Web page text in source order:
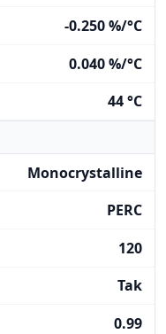
-0.250 %/°C
0.040 %/°C
44 °C
Monocrystalline
PERC
120
Tak
0.99